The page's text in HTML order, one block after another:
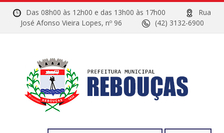
Das 08h00 às 12h00 e das 13h00 às 17h00
Rua
José Afonso Vieira Lopes, nº 96
(42) 3132-6900